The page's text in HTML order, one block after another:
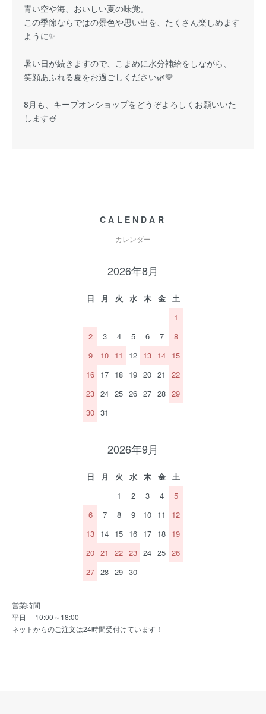
青い空や海、おいしい夏の味覚。
この季節ならではの景色や思い出を、たくさん楽しめます
ように✨
暑い日が続きますので、こまめに水分補給をしながら、
笑顔あふれる夏をお過ごしください🌿💛
8月も、キープオンショップをどうぞよろしくお願いいた
します🍧
CALENDAR
カレンダー
2026年8月
日 月 火 水 木 金
土
1
2
3 4 5 6 7
8
9
10 11 12 13 14 15
16 17 18 19 20 21
22
23 24 25 26 27 28 29
30 31
2026年9月
日 月 火 水 木 金
土
1
2 3 4
5
6
7 8 9 10 11
12
13 14 15 16 17 18 19
20 21 22 23 24 25 26
27 28 29 30
営業時間
平日 10:00～18:00
ネットからのご注文は24時間受付けています！